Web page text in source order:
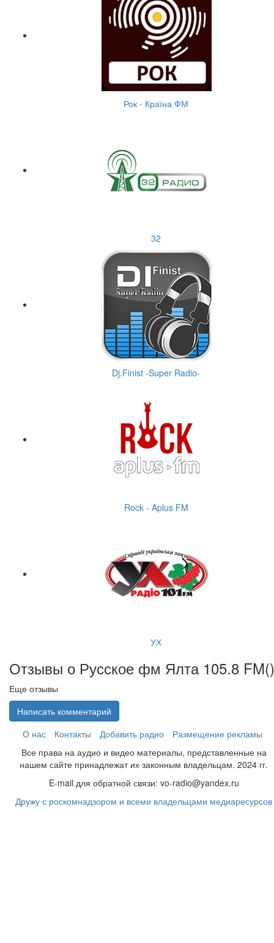
Рок - Країна ФМ
32
Dj.Finist -Super Radio-
Rock - Aplus FM
УХ
Отзывы о Русское фм Ялта 105.8 FM()
Еще отзывы
Написать комментарий
О нас
Контакты Добавить радио
Размещение рекламы
Все права на аудио и видео материалы, представленные на
нашем сайте принадлежат их законным владельцам. 2024 гг.
E-mail для обратной связи: vo-radio@yandex.ru
Дружу с роскомнадзором и всеми владельцами медиаресурсов